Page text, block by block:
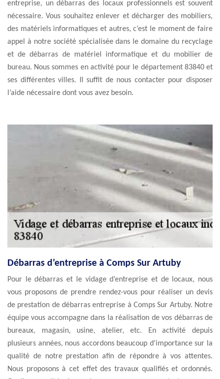
entreprise, un débarras des locaux professionnels est souvent
nécessaire. Vous souhaitez enlever et décharger des mobiliers,
des matériels informatiques et autres, c’est le moment de faire
appel à notre société spécialisée dans le domaine du recyclage
et de débarras de matériel informatique et du mobilier de
bureau. Nous sommes en activité pour le département 83840 et
ses différentes villes. Il suffit de nous contacter pour disposer
l’aide nécessaire dont vous avez besoin.
Débarras d’entreprise à Comps Sur Artuby
Pour le débarras et le vidage d’entreprise et de locaux, nous
vous proposons de prendre rendez-vous pour réaliser un devis
de prestation de débarras entreprise à Comps Sur Artuby. Notre
équipe vous accompagne dans la réalisation de vos débarras de
bureaux, magasin, usine, atelier, etc. En activité depuis
plusieurs années, nous accordons beaucoup d'importance sur la
qualité de notre prestation afin de répondre à vos attentes.
Nous proposons à cet effet des travaux qualifiés et ordonnés.